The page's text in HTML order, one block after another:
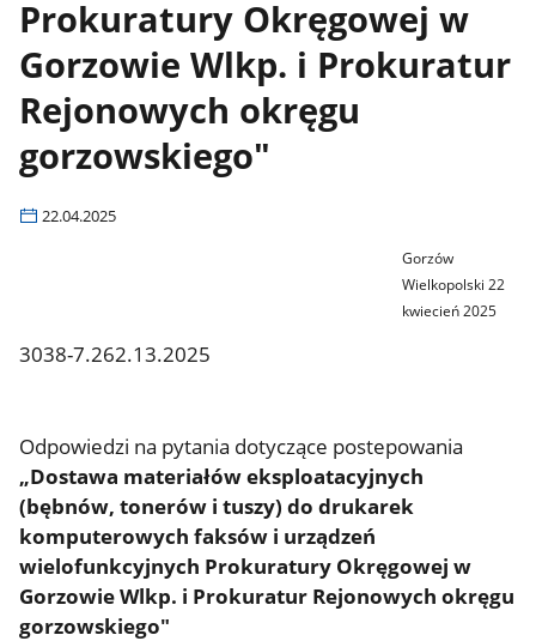
Prokuratury Okręgowej w
Gorzowie Wlkp. i Prokuratur
Rejonowych okręgu
gorzowskiego"
22.04.2025
Gorzów
Wielkopolski 22
kwiecień 2025
3038-7.262.13.2025
Odpowiedzi na pytania dotyczące postepowania
„Dostawa materiałów eksploatacyjnych
(bębnów, tonerów i tuszy) do drukarek
komputerowych faksów i urządzeń
wielofunkcyjnych Prokuratury Okręgowej w
Gorzowie Wlkp. i Prokuratur Rejonowych okręgu
gorzowskiego"